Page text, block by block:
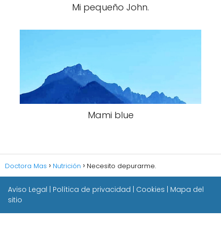
Mi pequeño John.
Mami blue
Doctora Mas Nutrición Necesito depurarme.
Aviso Legal | Política de privacidad | Cookies | Mapa del
sitio